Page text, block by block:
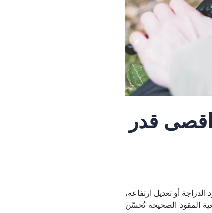
قدر
أو تعديل ارتفاعه،
المقود الصحيحة تُحسّن